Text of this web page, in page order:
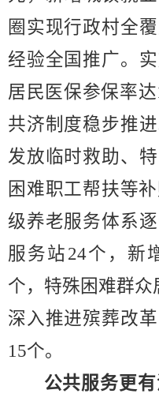
圈实现行政村全
经验全国推广。
居民医保参保率达
共济制度稳步推进
发放临时救助、
困难职工帮扶等
级养老服务体系
服务站 24个，新
个，特殊困难群
深入推进殡葬改
15个。
公共服务更